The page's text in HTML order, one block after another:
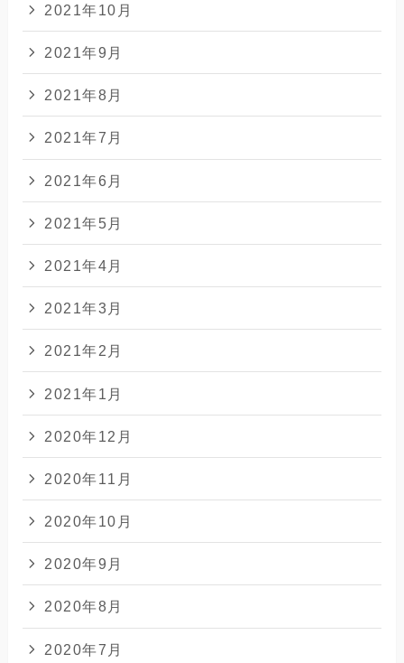
2021年10月
2021年9月
2021年8月
2021年7月
2021年6月
2021年5月
2021年4月
2021年3月
2021年2月
2021年1月
2020年12月
2020年11月
2020年10月
2020年9月
2020年8月
2020年7月